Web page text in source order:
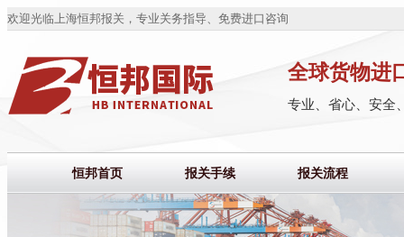
欢迎光临上海恒邦报关，专业关务指导、免费进口咨询
全球货物进
专业、省心、安全
恒邦首页 报关手续 报关流程